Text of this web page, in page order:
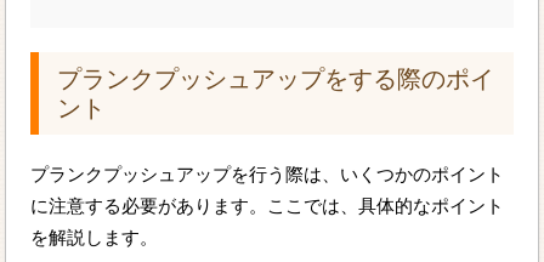
プランクプッシュアップをする際のポイ
ント
プランクプッシュアップを行う際は、いくつかのポイント
に注意する必要があります。ここでは、具体的なポイント
を解説します。